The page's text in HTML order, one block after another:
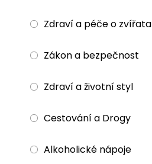
Zdraví a péče o zvířata
Zákon a bezpečnost
Zdraví a životní styl
Cestování a Drogy
Alkoholické nápoje